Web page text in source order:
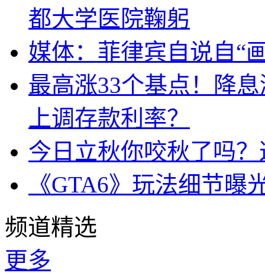
都大学医院鞠躬
媒体：菲律宾自说自“
最高涨33个基点！降
上调存款利率？
今日立秋你咬秋了吗
《GTA6》玩法细节
频道精选
更多